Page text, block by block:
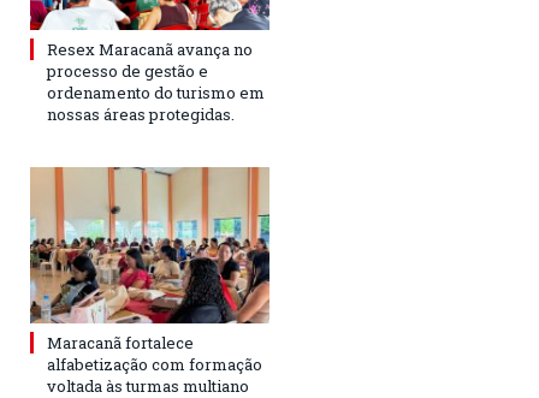
Resex Maracanã avança no
processo de gestão e
ordenamento do turismo em
nossas áreas protegidas.
Maracanã fortalece
alfabetização com formação
voltada às turmas multiano